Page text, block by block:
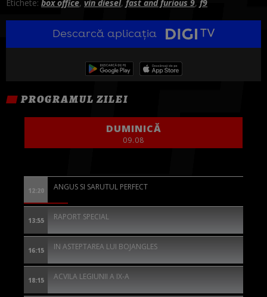
Etichete: box office, vin diesel, fast and furious 9, f9
Descarcă aplicația
PROGRAMUL ZILEI
DUMINICĂ
09.08
12:20 ANGUS SI SARUTUL PERFECT
13:55 RAPORT SPECIAL
16:15 IN ASTEPTAREA LUI BOJANGLES
18:15 ACVILA LEGIUNII A IX-A